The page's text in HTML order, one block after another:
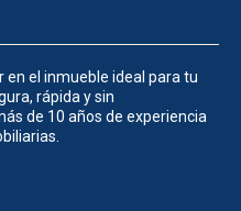
el inmueble ideal para tu
rápida y sin
de 10 años de experiencia